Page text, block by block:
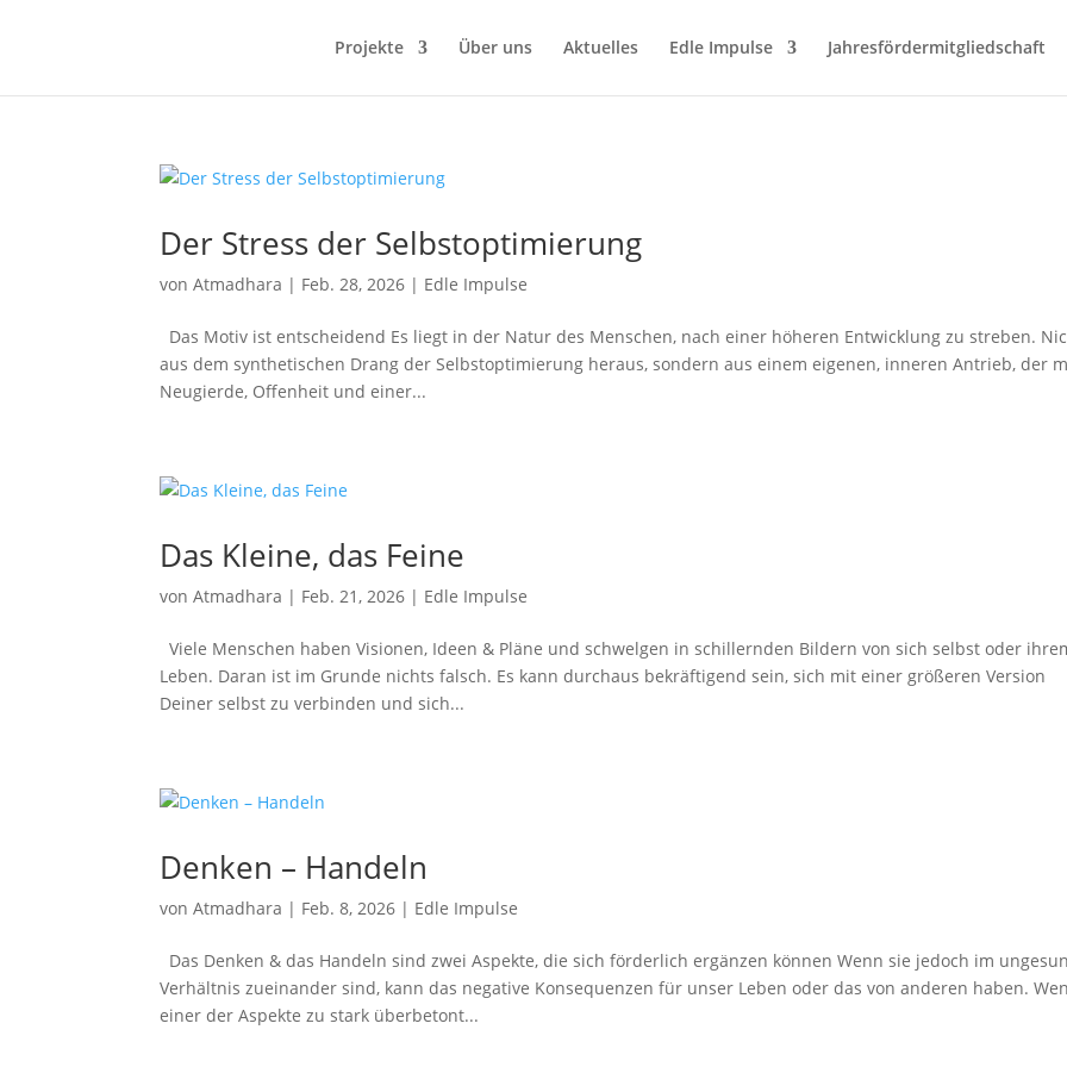
Projekte Über uns Aktuelles Edle Impulse Jahresfördermitgliedschaft
Der Stress der Selbstoptimierung
vonAtmadhara | Feb. 28, 2026 | Edle Impulse
Das Motiv ist entscheidend Es liegt in der Natur des Menschen, nach einer höheren Entwicklung zu streben.
aus dem synthetischen Drang der Selbstoptimierung heraus, sondern aus einem eigenen, inneren Antrieb, der
Neugierde, Offenheit und einer...
Das Kleine, das Feine
vonAtmadhara | Feb. 21, 2026 | Edle Impulse
Viele Menschen haben Visionen, Ideen & Pläne und schwelgen in schillernden Bildern von sich selbst oder
Leben. Daran ist im Grunde nichts falsch. Es kann durchaus bekräftigend sein, sich mit einer größeren Version
Deiner selbst zu verbinden und sich...
Denken – Handeln
vonAtmadhara | Feb. 8, 2026 | Edle Impulse
Das Denken & das Handeln sind zwei Aspekte, die sich förderlich ergänzen können Wenn sie jedoch im
Verhältnis zueinander sind, kann das negative Konsequenzen für unser Leben oder das von anderen haben.
einer der Aspekte zu stark überbetont...